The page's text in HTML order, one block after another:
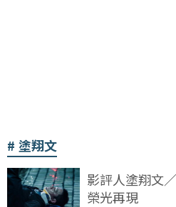
塗翔文
影評人塗翔文
榮光再現